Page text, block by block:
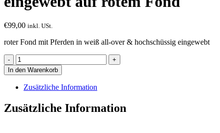
€99,00 inkl. USt.
roter Fond mit Pferden in weiß all-over & hochschüssig eingewebt
Krawatte
mit
Pferd
all-
over
eingewebt
auf
In den Warenkorb
Zusätzliche Information
Zusätzliche Information